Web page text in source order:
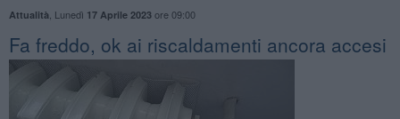
Attualità Lunedì 17 Aprile 2023ore 09:00
Fa freddo, ok ai riscaldamenti ancora accesi